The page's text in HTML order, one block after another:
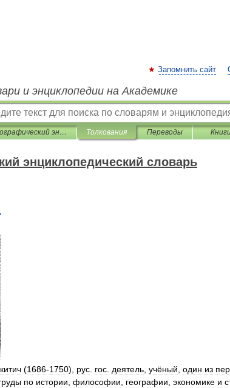
Запомнить сайт
и энциклопедии на Академике
Демографический энциклопедический словарь Толкования Переводы
энциклопедический словарь
(1686-1750), рус гос деятель учёный один из
по истории философии географии экономике и